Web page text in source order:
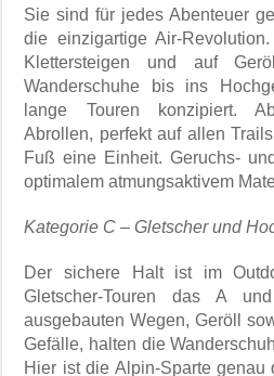
Sie sind für jedes Abenteuer
die einzigartige Air-
Klettersteigen und auf
Wanderschuhe bis ins
lange Touren konzipiert.
Abrollen, perfekt auf allen
Fuß eine Einheit. Geruchs-
optimalem atmungsaktivem
Kategorie C – Gletscher und
Der sichere Halt ist im
Gletscher-Touren das A
ausgebauten Wegen, Geröll
Gefälle, halten die
Hier ist die Alpin-Sparte genau